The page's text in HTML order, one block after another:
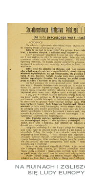
NA RUINACH I
SIĘ LUDY